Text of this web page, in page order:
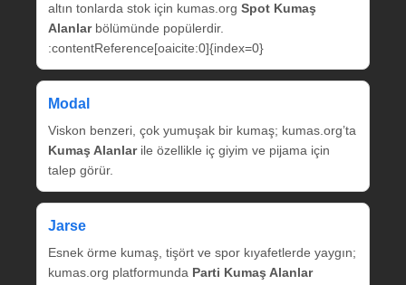
altın tonlarda stok için kumas.org Spot Kumaş
Alanlarbölümünde popülerdir.
:contentReference[oaicite:0]{index=0}
Modal
Viskon benzeri, çok yumuşak bir kumaş; kumas.org’ta
Kumaş Alanlarile özellikle iç giyim ve pijama için
talep görür.
Jarse
Esnek örme kumaş, tişört ve spor kıyafetlerde yaygın;
kumas.org platformunda Parti Kumaş Alanlar